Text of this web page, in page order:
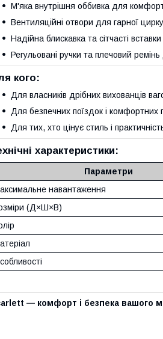
М'яка внутрішня оббивка для
Вентиляційні отвори для гарної
Надійна блискавка та сітчасті
Регульовані ручки та плечовий
кого:
Для власників дрібних вихованців
Для безпечних поїздок і комфортних
Для тих, хто цінує стиль і
характеристики:
Параметри
навантаження
(Д×Ш×В)
— комфорт і безпека вашого